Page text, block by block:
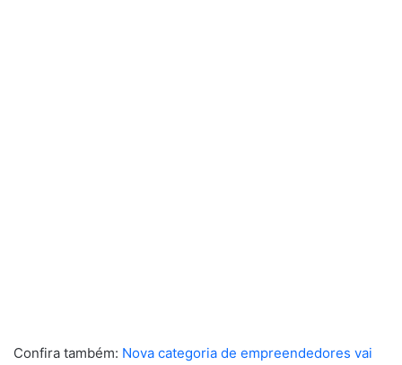
Confira também: Nova categoria de empreendedores vai